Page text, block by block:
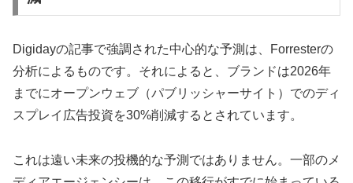
Digidayの記事で強調された中心的な予測は、Forresterの
分析によるものです。それによると、ブランドは2026年
までにオープンウェブ（パブリッシャーサイト）でのディ
スプレイ広告投資を30%削減するとされています。
これは遠い未来の投機的な予測ではありません。一部のメ